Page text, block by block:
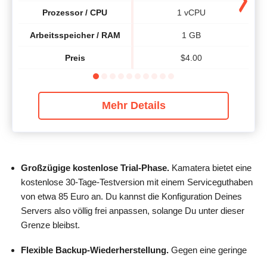
Prozessor / CPU
Arbeitsspeicher / RAM
Preis
1 vCPU
1 GB
$4.00
Mehr Details
Großzügige kostenlose Trial-Phase. Kamatera bietet eine
kostenlose 30-Tage-Testversion mit einem Serviceguthaben
von etwa 85 Euro an. Du kannst die Konfiguration Deines
Servers also völlig frei anpassen, solange Du unter dieser
Grenze bleibst.
Flexible Backup-Wiederherstellung. Gegen eine geringe